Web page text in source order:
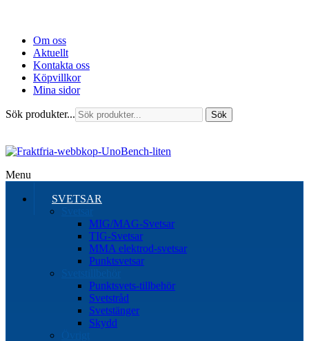
Om oss
Aktuellt
Kontakta oss
Köpvillkor
Mina sidor
Sök produkter... Sök
Menu
SVETSAR
MIG/MAG-Svetsar
TIG-Svetsar
MMA elektrod-svetsar
Punktsvetsar
Punktsvets-tillbehör
Svetstråd
Svetstänger
Skydd